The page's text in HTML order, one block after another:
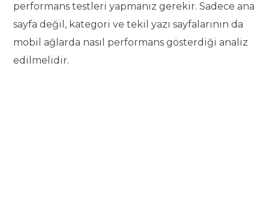
performans testleri yapmanız gerekir. Sadece ana
sayfa değil, kategori ve tekil yazı sayfalarının da
mobil ağlarda nasıl performans gösterdiği analiz
edilmelidir.